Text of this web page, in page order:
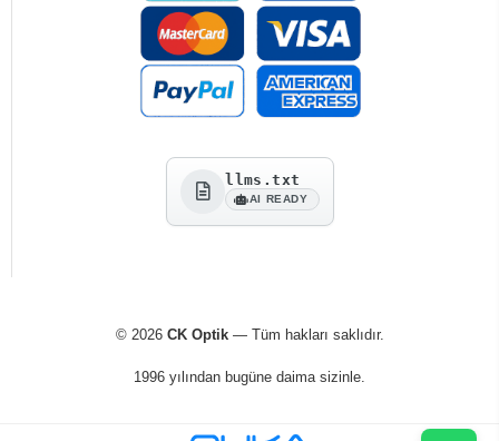
llms.txt
AI READY
© 2026 CK Optik— Tüm hakları saklıdır.
1996 yılından bugüne daima sizinle.